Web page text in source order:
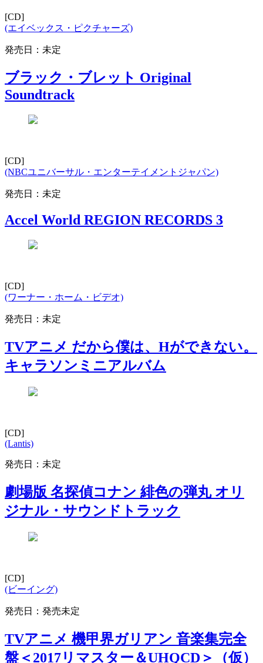
[CD]
(エイベックス・ピクチャーズ)
発売日：未定
ブラック・ブレット Original
Soundtrack
[CD]
(NBCユニバーサル・エンターテイメントジャパン)
発売日：未定
Accel World REGION RECORDS 3
[CD]
(ワーナー・ホーム・ビデオ)
発売日：未定
TVアニメ だから僕は、Hができない。
キャラソンミニアルバム
[CD]
(Lantis)
発売日：未定
劇場版 名探偵コナン 緋色の弾丸 オリ
ジナル・サウンドトラック
[CD]
(ビーイング)
発売日：発売未定
TVアニメ 機甲界ガリアン 音楽集完全
盤＜2017リマスター＆UHQCD＞（仮）